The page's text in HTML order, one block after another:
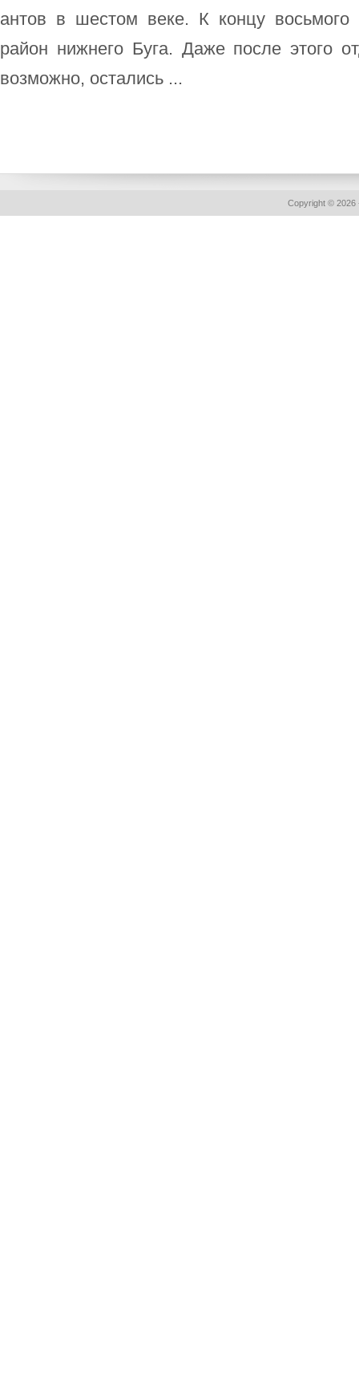
антов в шестом веке. К концу
район нижнего Буга. Даже после этого
возможно, остались ...
Copyright © 2026